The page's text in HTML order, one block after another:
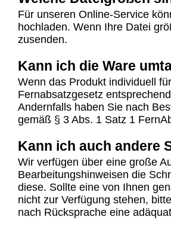
Für unseren Online-Service
hochladen. Wenn Ihre Datei
zusenden.
Kann ich die Ware
Wenn das Produkt individuell
Fernabsatzgesetz
Andernfalls haben Sie nach
gemäß § 3 Abs. 1 Satz 1
Kann ich auch andere
Wir verfügen über eine große
Bearbeitungshinweisen die
diese. Sollte eine von Ihnen
nicht zur Verfügung stehen,
nach Rücksprache eine